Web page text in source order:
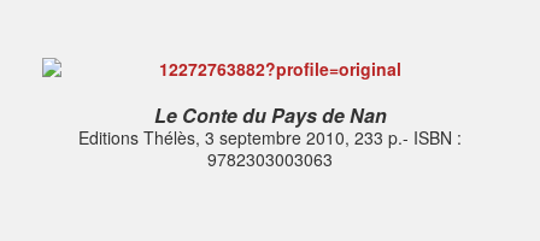
Le Conte du Pays de Nan
Editions Thélès, 3 septembre 2010, 233 p.- ISBN :
9782303003063